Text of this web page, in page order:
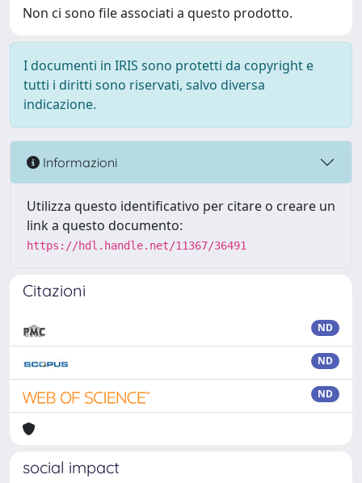
Non ci sono file associati a questo prodotto.
I documenti in IRIS sono protetti da copyright e
tutti i diritti sono riservati, salvo diversa
indicazione.
Informazioni
Utilizza questo identificativo per citare o creare un
link a questo documento:
https://hdl.handle.net/11367/36491
Citazioni
ND
ND
ND
social impact